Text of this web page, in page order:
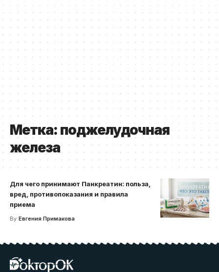
Метка: поджелудочная
железа
Для чего принимают Панкреатин: польза,
вред, противопоказания и правила
приема
By Евгения Примакова